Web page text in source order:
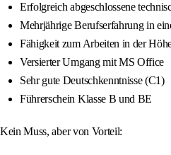
Erfolgreich abgeschlossene
Mehrjährige Berufserfahrung in
Fähigkeit zum Arbeiten in der
Versierter Umgang mit MS Office
Sehr gute Deutschkenntnisse (C1)
Führerschein Klasse B und BE
Kein Muss, aber von Vorteil: